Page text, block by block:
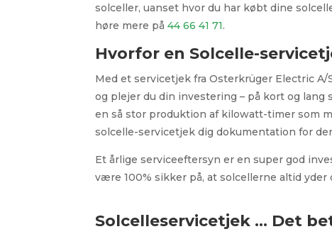
solceller, uanset hvor du har købt dine
høre mere på44 66 41 71.
Hvorfor en Solcelle-
Med et servicetjek fra Osterkrüger Electric
og plejer du din investering – på kort og lang
en så stor produktion af kilowatt-timer som
solcelle-servicetjek dig dokumentation for
Et årlige serviceeftersyn er en super god
være 100% sikker på, at solcellerne altid yder
Solcelleservicetjek … Det